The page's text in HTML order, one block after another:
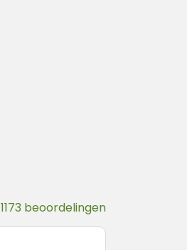
1173 beoordelingen